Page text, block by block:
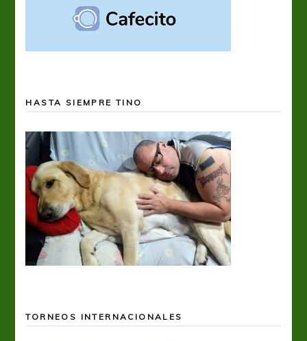
HASTA SIEMPRE TINO
TORNEOS INTERNACIONALES